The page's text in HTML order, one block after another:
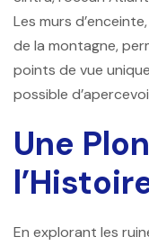
Les murs
de la montagne,
points de vue
possible
Une
En explorant les